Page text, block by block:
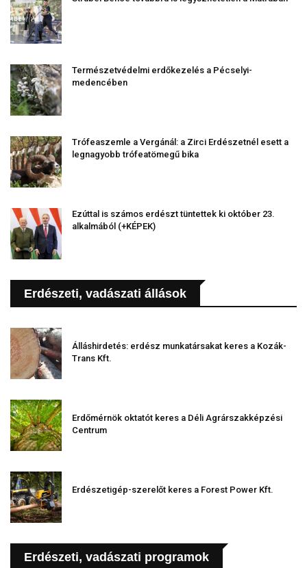
Természetvédelmi erdőkezelés a Pécselyi-
medencében
Trófeaszemle a Vergánál: a Zirci Erdészetnél esett a
legnagyobb trófeatömegű bika
Ezúttal is számos erdészt tüntettek ki október 23.
alkalmából (+KÉPEK)
Erdészeti, vadászati állások
Álláshirdetés: erdész munkatársakat keres a Kozák-
Trans Kft.
Erdőmérnök oktatót keres a Déli Agrárszakképzési
Centrum
Erdészetigép-szerelőt keres a Forest Power Kft.
Erdészeti, vadászati programok